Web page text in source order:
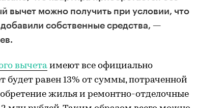
вычет можно получить при условии, что
собственные средства, —
вычета имеют все официально
равен 13% от суммы, потраченной
жилья и ремонтно-отделочные